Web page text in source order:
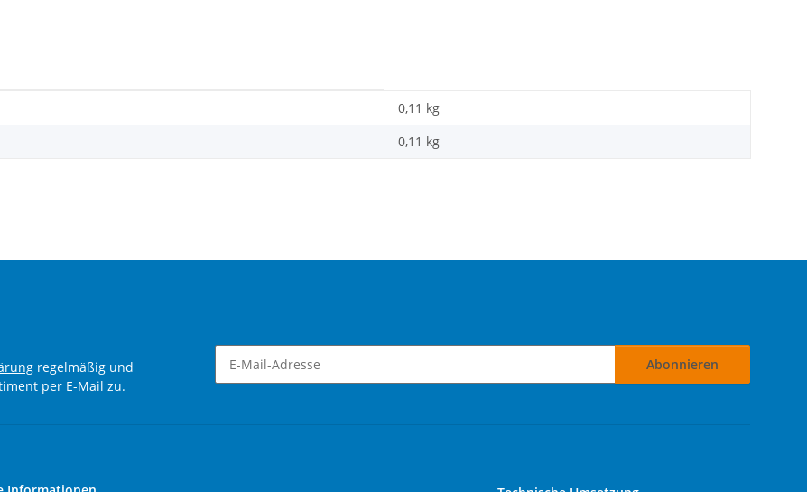
0,11 kg
0,11 kg
regelmäßig und
per E-Mail zu.
Abonnieren